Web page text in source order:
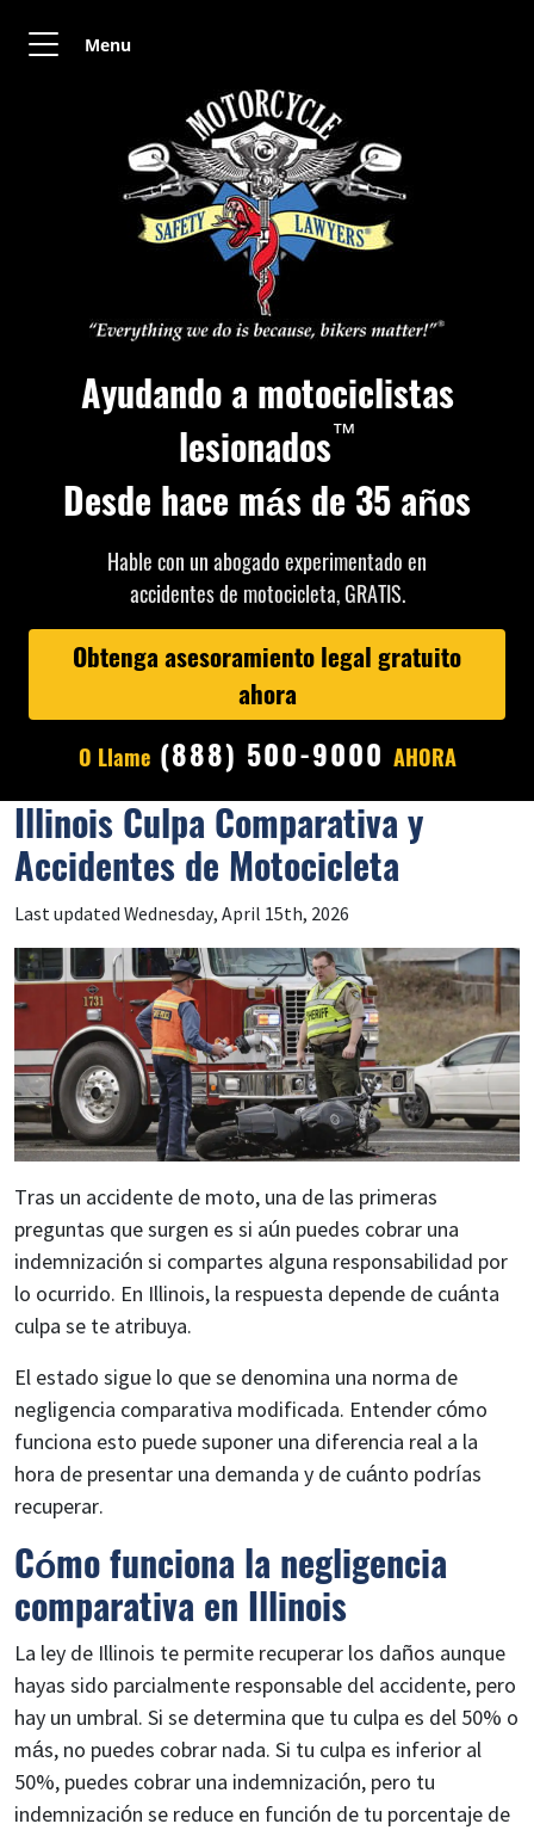
Ayudando a motociclistas
lesionados™
Desde hace más de 35 años
Hable con un abogado experimentado en
accidentes de motocicleta, GRATIS.
Obtenga asesoramiento legal gratuito
ahora
O Llame (888) 500-9000 AHORA
Menu
Illinois Culpa Comparativa y
Accidentes de Motocicleta
Last updated Wednesday, April 15th, 2026
Tras un accidente de moto, una de las primeras
preguntas que surgen es si aún puedes cobrar una
indemnización si compartes alguna responsabilidad por
lo ocurrido. En Illinois, la respuesta depende de cuánta
culpa se te atribuya.
El estado sigue lo que se denomina una norma de
negligencia comparativa modificada. Entender cómo
funciona esto puede suponer una diferencia real a la
hora de presentar una demanda y de cuánto podrías
recuperar.
Cómo funciona la negligencia
comparativa en Illinois
La ley de Illinois te permite recuperar los daños aunque
hayas sido parcialmente responsable del accidente, pero
hay un umbral. Si se determina que tu culpa es del 50% o
más, no puedes cobrar nada. Si tu culpa es inferior al
50%, puedes cobrar una indemnización, pero tu
indemnización se reduce en función de tu porcentaje de